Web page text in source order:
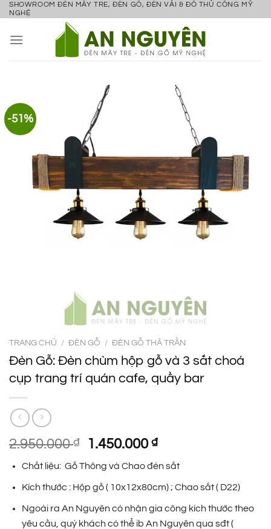
Bỏ
nội
SHOWROOM ĐÈN MÂY TRE, ĐÈN GỖ, ĐÈN VẢI & ĐỒ THỦ CÔNG MỸ
NGHỆ
-51%
TRANG CHỦ / ĐÈN GỖ / ĐÈN GỖ THẢ TRẦN
Đèn Gỗ: Đèn chùm hộp gỗ và 3 sắt choá
cụp trang trí quán cafe, quầy bar
2.950.000₫
Giá
là:
2.950.000 ₫.
1.450.000₫Giá
hiện
tại
là:
1.450.000 ₫.
Chất liệu: Gỗ Thông và Chao đèn sắt
Kích thước : Hộp gỗ ( 10x12x80cm) ; Chao sắt ( D22)
Ngoài ra An Nguyên có nhận gia công kích thước theo
yêu cầu, quý khách có thể ib An Nguyên qua sđt (